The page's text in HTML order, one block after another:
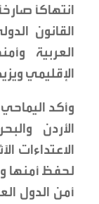
انتهاكًا
القانون
العربية
الإقليمي
وأكد
الأردن
الاعتداءات
لحفظ أمنها
أمن الدول